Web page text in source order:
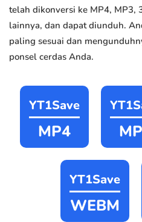
telah dikonversi ke MP4, MP3,
lainnya, dan dapat diunduh.
paling sesuai dan
ponsel cerdas Anda.
YT1Save
MP4
YT1Save
WEBM